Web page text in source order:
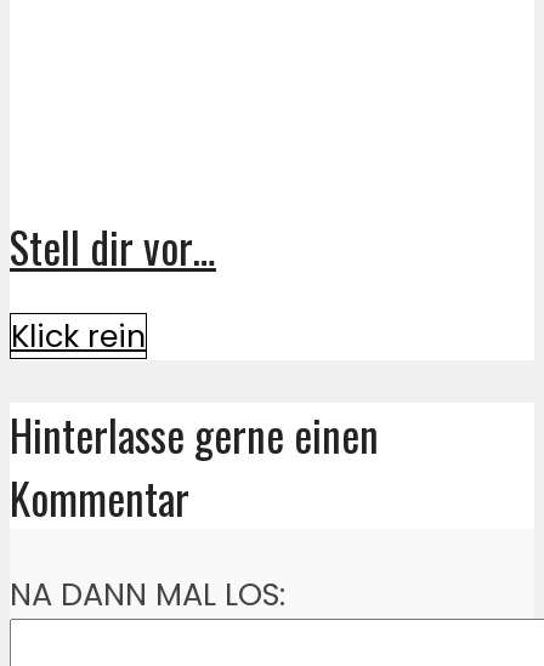
Stell dir vor…
Klick rein
Hinterlasse gerne einen
Kommentar
NA DANN MAL LOS: